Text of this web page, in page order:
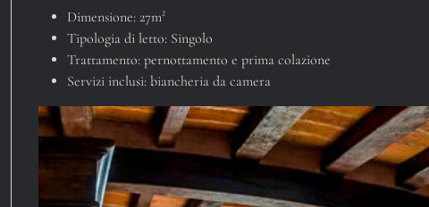
Dimensione: 27m²
Tipologia di letto: Singolo
Trattamento: pernottamento e prima colazione
Servizi inclusi: biancheria da camera